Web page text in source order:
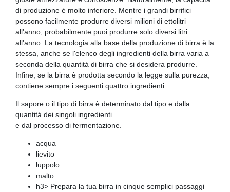
di produzione è molto inferiore. Mentre i grandi birrifici
possono facilmente produrre diversi milioni di ettolitri
all'anno, probabilmente puoi produrre solo diversi litri
all'anno. La tecnologia alla base della produzione di birra è la
stessa, anche se l'elenco degli ingredienti della birra varia a
seconda della quantità di birra che si desidera produrre.
Infine, se la birra è prodotta secondo la legge sulla purezza,
contiene sempre i seguenti quattro ingredienti:
Il sapore o il tipo di birra è determinato dal tipo e dalla
quantità dei singoli ingredienti
e dal processo di fermentazione.
acqua
lievito
luppolo
malto
h3> Prepara la tua birra in cinque semplici passaggi